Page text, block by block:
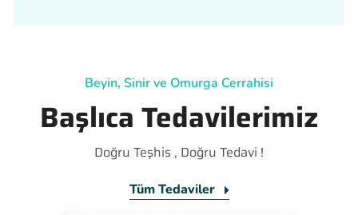
Beyin, Sinir ve Omurga Cerrahisi
Başlıca Tedavilerimiz
Doğru Teşhis , Doğru Tedavi !
Tüm Tedaviler